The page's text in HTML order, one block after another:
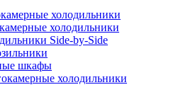
холодильники
холодильники
Side-by-Side
шкафы
холодильники